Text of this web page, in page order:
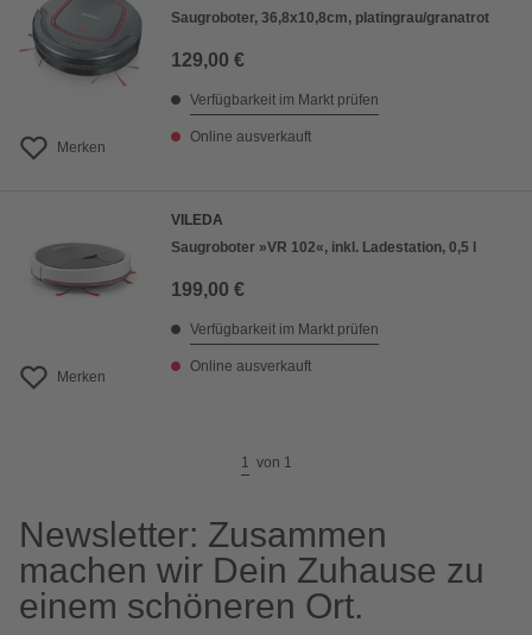
Preis aufsteigend
Preis absteigend
Bewertung
Merken
Saugroboter, 36,8x10,8cm, platingrau/granatrot
129,00 €
Verfügbarkeit im Markt prüfen
Online ausverkauft
Merken
VILEDA
Saugroboter »VR 102«, inkl. Ladestation, 0,5 l
199,00 €
Verfügbarkeit im Markt prüfen
Online ausverkauft
1 von 1
Newsletter: Zusammen
machen wir Dein Zuhause zu
einem schöneren Ort.